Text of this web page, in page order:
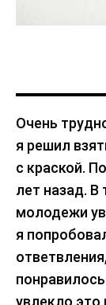
Очень
я решил
с краской.
лет назад. В
молодежи
я